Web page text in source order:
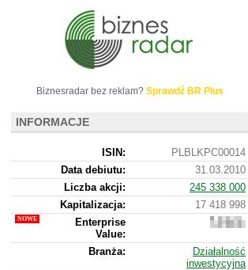
Biznesradar bez reklam? Sprawdź BR Plus
INFORMACJE
ISIN:
PLBLKPC00014
Data debiutu:
31.03.2010
Liczba akcji:
245 338 000
Kapitalizacja:
17 418 998
Enterprise
Value:
998
Branża:
Działalność
inwestycyjna